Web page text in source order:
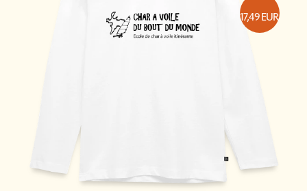
17,49EUR